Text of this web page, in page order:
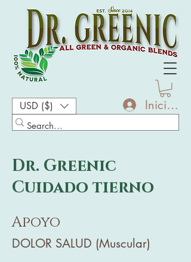
Iniciar
USD ($)
Dr. Greenic
Cuidado tierno
Apoyo
DOLOR SALUD (Muscular)